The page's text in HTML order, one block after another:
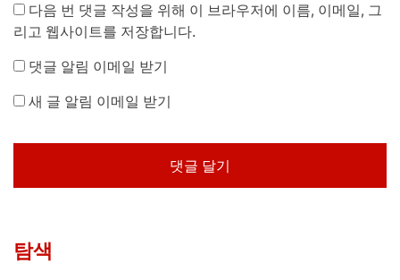
다음 번 댓글 작성을 위해 이 브라우저에 이름, 이메일, 그
리고 웹사이트를 저장합니다.
댓글 알림 이메일 받기
새 글 알림 이메일 받기
탐색